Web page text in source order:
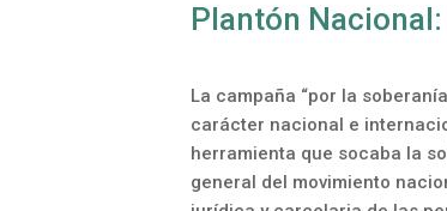
Plantón
La campaña “por la
carácter nacional e
herramienta que socaba la
general del movimiento